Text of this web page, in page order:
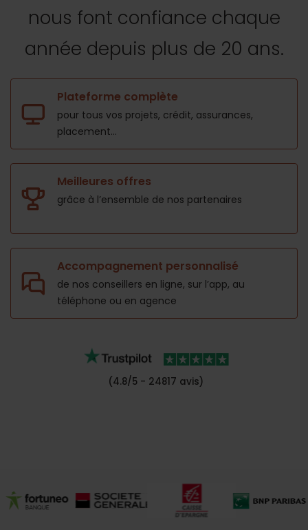
nous font confiance chaque
année depuis plus de 20 ans.
Plateforme complète
pour tous vos projets, crédit, assurances,
placement...
Meilleures offres
grâce à l’ensemble de nos partenaires
Accompagnement personnalisé
de nos conseillers en ligne, sur l’app, au
téléphone ou en agence
(4.8/5 - 24817 avis)